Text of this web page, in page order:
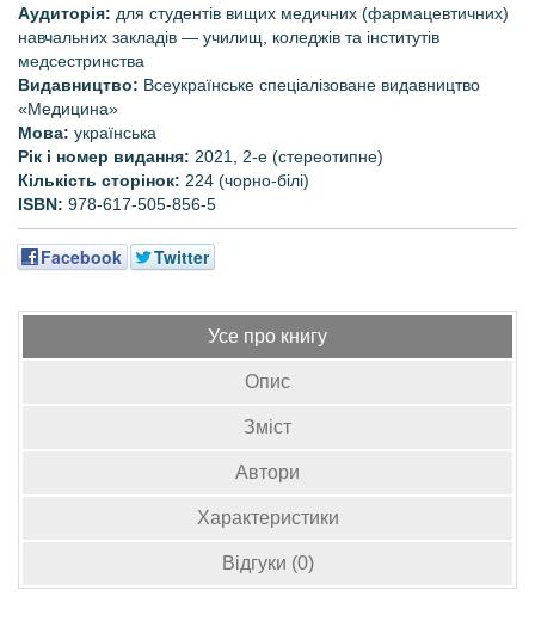
Аудиторія: для студентів вищих медичних (фармацевтичних)
навчальних закладів — училищ, коледжів та інститутів
медсестринства
Видавництво: Всеукраїнське спеціалізоване видавництво
«Медицина»
Мова: українська
Рік і номер видання: 2021, 2-е (стереотипне)
Кількість сторінок: 224 (чорно-білі)
ISBN: 978-617-505-856-5
Facebook Twitter
Усе про книгу
Опис
Зміст
Автори
Характеристики
Відгуки (0)